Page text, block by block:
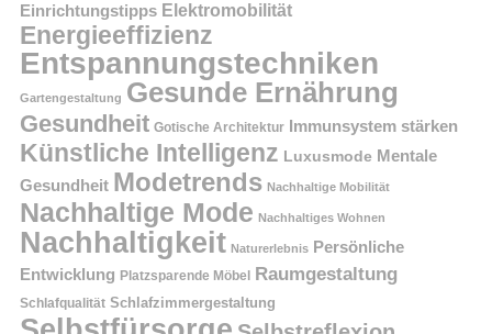
Einrichtungstipps Elektromobilität
Energieeffizienz
Entspannungstechniken
Gartengestaltung Gesunde Ernährung
Gesundheit Gotische Architektur Immunsystem stärken
Künstliche Intelligenz Luxusmode Mentale
Gesundheit Modetrends Nachhaltige Mobilität
Nachhaltige Mode Nachhaltiges Wohnen
Nachhaltigkeit Naturerlebnis Persönliche
Entwicklung Platzsparende Möbel Raumgestaltung
Schlafqualität Schlafzimmergestaltung